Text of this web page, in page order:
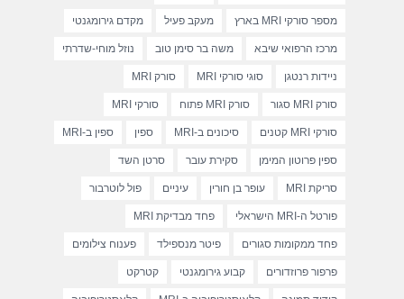
מספר סורקי MRI בארץ מעקב פעיל מקדם גירומגנטי
מרכז הרפואי שיבא משה בר סימן טוב נוזל מוחי-שדרתי
ניידות רנטגן סוגי סורקי MRI סורק MRI
סורק MRI סגור סורק MRI פתוח סורקי MRI
סורקי MRI קטנים סיכונים ב-MRI ספין ספין ב-MRI
ספין פרוטון המימן סקירת עובר סרטן השד
סריקת MRI עופר בן חורין עיניים פול לוטרבור
פורטל ה-MRI הישראלי פחד מבדיקת MRI
פחד ממקומות סגורים פיטר מנספילד פענוח צילומים
פרפור פרוזדורים קבוע גירומגנטי קטרקט